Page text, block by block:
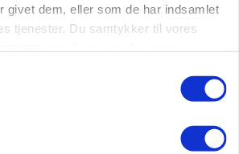
givet dem, eller som de har indsamlet
tjenester. Du samtykker til vores
pr. kg vokser: Polsk kylling